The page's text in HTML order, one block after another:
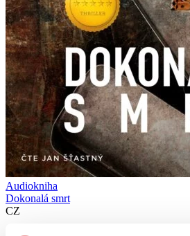
Audiokniha
Dokonalá smrt
CZ